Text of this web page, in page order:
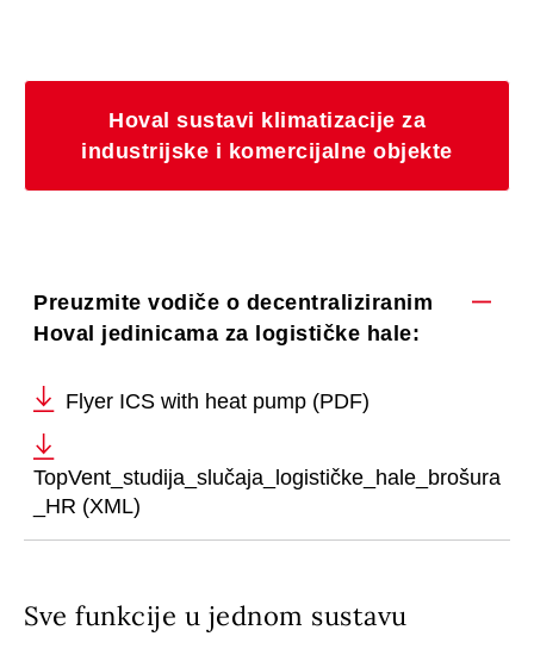
Hoval sustavi klimatizacije za
industrijske i komercijalne objekte
Preuzmite vodiče o decentraliziranim
Hoval jedinicama za logističke hale:
Flyer ICS with heat pump (PDF)
TopVent_studija_slučaja_logističke_hale_brošura
_HR (XML)
Sve funkcije u jednom sustavu